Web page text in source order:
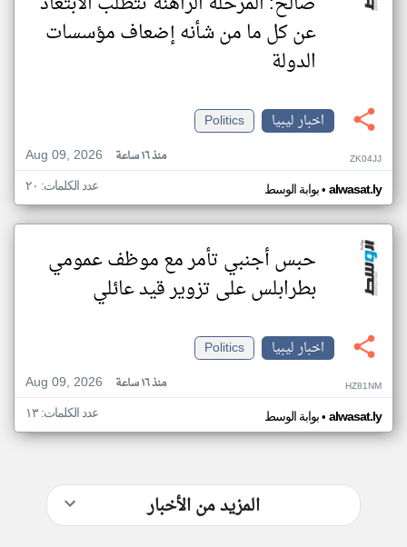
عن كل ما من شأنه إضعاف مؤسسات
الدولة
اخبار ليبيا
Politics
Aug 09, 2026
منذ ١٦ ساعة ZK04JJ
بوابة الوسط• alwasat.ly عدد الكلمات: ٢٠
حبس أجنبي تأمر مع موظف عمومي
بطرابلس على تزوير قيد عائلي
اخبار ليبيا
Politics
Aug 09, 2026
منذ ١٦ ساعة HZ81NM
بوابة الوسط• alwasat.ly عدد الكلمات: ١٣
المزيد من الأخبار